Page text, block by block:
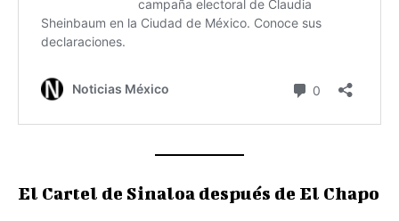
El Cartel de Sinaloa después de El Chapo